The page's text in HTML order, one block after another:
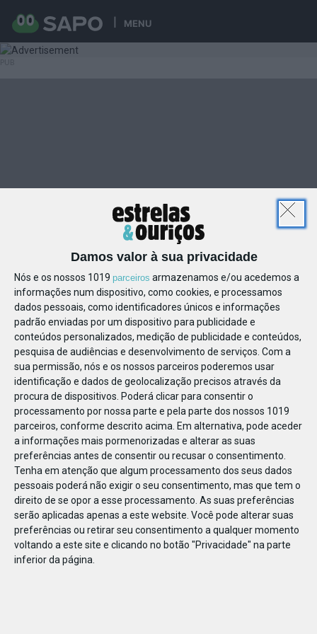
MENU
Damos valor à sua privacidade
Nós e os nossos 1019 parceiros armazenamos e/ou acedemos a
informações num dispositivo, como cookies, e processamos
dados pessoais, como identificadores únicos e informações
padrão enviadas por um dispositivo para publicidade e
conteúdos personalizados, medição de publicidade e conteúdos,
pesquisa de audiências e desenvolvimento de serviços. Com a
sua permissão, nós e os nossos parceiros poderemos usar
identificação e dados de geolocalização precisos através da
procura de dispositivos. Poderá clicar para consentir o
processamento por nossa parte e pela parte dos nossos 1019
parceiros, conforme descrito acima. Em alternativa, pode aceder
a informações mais pormenorizadas e alterar as suas
preferências antes de consentir ou recusar o consentimento.
Tenha em atenção que algum processamento dos seus dados
pessoais poderá não exigir o seu consentimento, mas que tem o
direito de se opor a esse processamento. As suas preferências
serão aplicadas apenas a este website. Você pode alterar suas
preferências ou retirar seu consentimento a qualquer momento
voltando a este site e clicando no botão "Privacidade" na parte
inferior da página.
81365297159579